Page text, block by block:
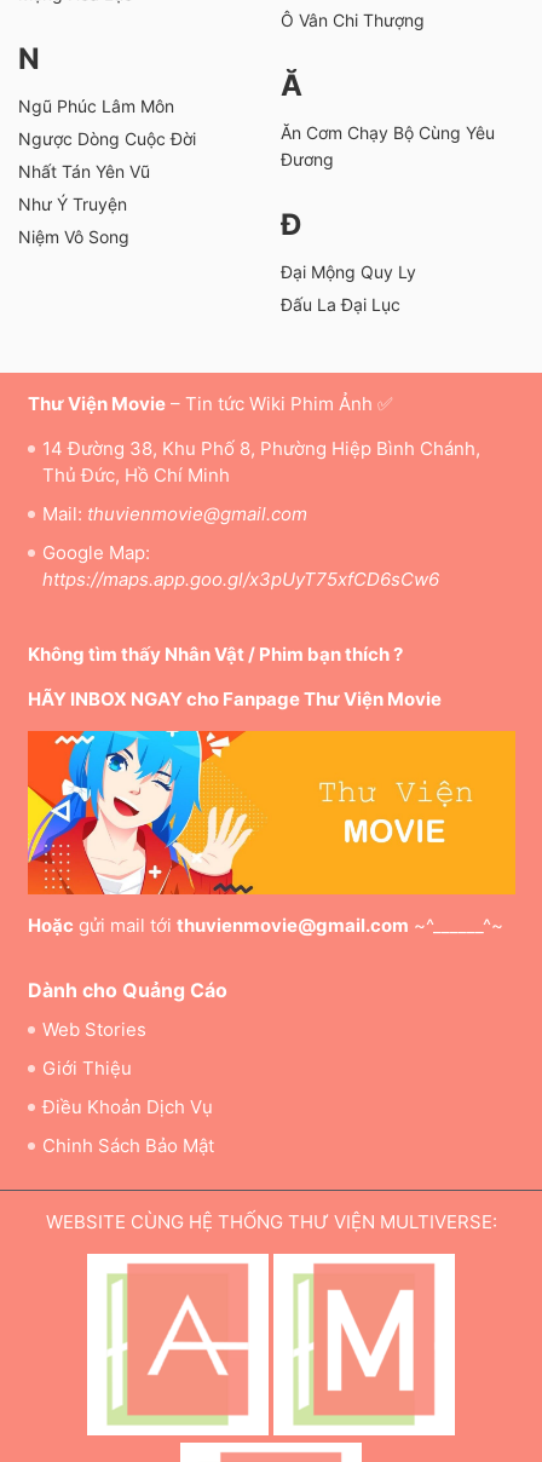
N
Ngũ Phúc Lâm Môn
Ngược Dòng Cuộc Đời
Nhất Tán Yên Vũ
Như Ý Truyện
Niệm Vô Song
Ô Vân Chi Thượng
Ă
Ăn Cơm Chạy Bộ Cùng Yêu
Đương
Đ
Đại Mộng Quy Ly
Đấu La Đại Lục
Thư Viện Movie– Tin tức Wiki Phim Ảnh ✅
14 Đường 38, Khu Phố 8, Phường Hiệp Bình Chánh,
Thủ Đức, Hồ Chí Minh
Mail: thuvienmovie@gmail.com
Google Map:
https://maps.app.goo.gl/x3pUyT75xfCD6sCw6
Không tìm thấy Nhân Vật / Phim bạn thích ?
HÃY INBOX NGAY cho Fanpage Thư Viện Movie
Hoặc gửi mail tới thuvienmovie@gmail.com ~^______^~
Dành cho Quảng Cáo
Web Stories
Giới Thiệu
Điều Khoản Dịch Vụ
Chinh Sách Bảo Mật
WEBSITE CÙNG HỆ THỐNG THƯ VIỆN MULTIVERSE: